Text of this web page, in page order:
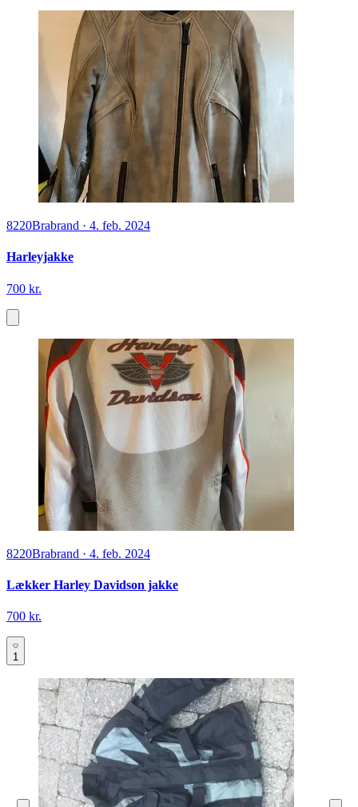
8220Brabrand · 4. feb. 2024
Harleyjakke
700 kr.
8220Brabrand · 4. feb. 2024
Lækker Harley Davidson jakke
700 kr.
1